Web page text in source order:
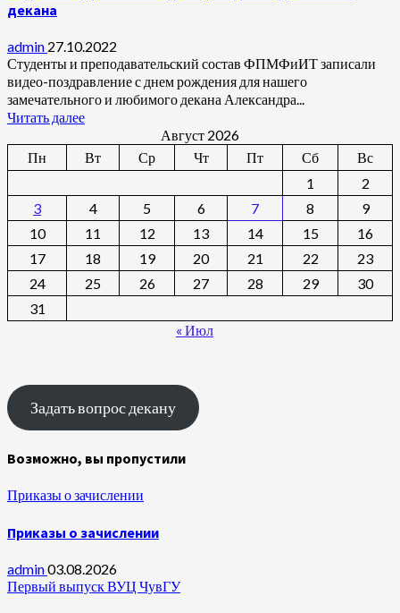
декана
admin 27.10.2022
Студенты и преподавательский состав ФПМФиИТ записали
видео-поздравление с днем рождения для нашего
замечательного и любимого декана Александра...
Читать далее
Август 2026
Пн
Вт Ср Чт Пт Сб
Вс
1
2
3
4 5 6 7 8
9
10
11 12 13 14 15
16
17
18 19 20 21 22
23
24
25 26 27 28 29
30
31
« Июл
Задать вопрос декану
Возможно, вы пропустили
Приказы о зачислении
Приказы о зачислении
admin03.08.2026
Первый выпуск ВУЦ ЧувГУ